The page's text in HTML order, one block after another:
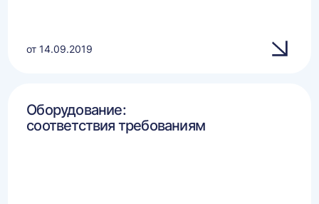
от 14.09.2019
Оборудование:
соответствия требованиям